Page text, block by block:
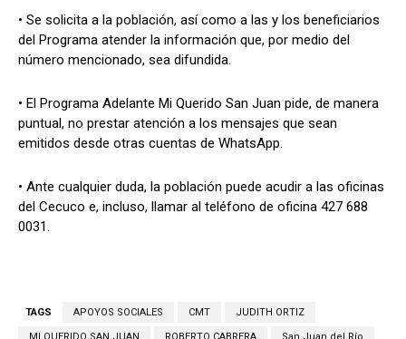
• Se solicita a la población, así como a las y los beneficiarios
del Programa atender la información que, por medio del
número mencionado, sea difundida.
• El Programa Adelante Mi Querido San Juan pide, de manera
puntual, no prestar atención a los mensajes que sean
emitidos desde otras cuentas de WhatsApp.
• Ante cualquier duda, la población puede acudir a las oficinas
del Cecuco e, incluso, llamar al teléfono de oficina 427 688
0031.
TAGS APOYOS SOCIALES CMT JUDITH ORTIZ